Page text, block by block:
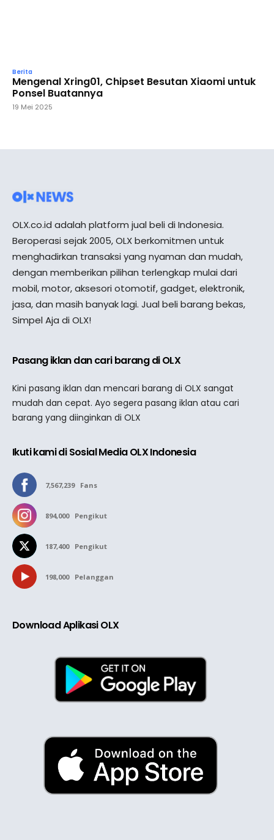
Berita
Mengenal Xring01, Chipset Besutan Xiaomi untuk
Ponsel Buatannya
19 Mei 2025
OLX.co.id adalah platform jual beli di Indonesia.
Beroperasi sejak 2005, OLX berkomitmen untuk
menghadirkan transaksi yang nyaman dan mudah,
dengan memberikan pilihan terlengkap mulai dari
mobil, motor, aksesori otomotif, gadget, elektronik,
jasa, dan masih banyak lagi. Jual beli barang bekas,
Simpel Aja di OLX!
Pasang iklan dan cari barang di OLX
Kini pasang iklan dan mencari barang di OLX sangat
mudah dan cepat. Ayo segera pasang iklan atau cari
barang yang diinginkan di OLX
Ikuti kami di Sosial Media OLX Indonesia
7,567,239 Fans
894,000 Pengikut
187,400 Pengikut
198,000 Pelanggan
Download Aplikasi OLX